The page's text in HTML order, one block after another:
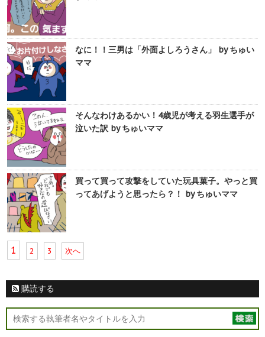
なに！！三男は「外面よしろうさん」 by ちゅい
ママ
そんなわけあるかい！4歳児が考える羽生選手が
泣いた訳 by ちゅいママ
買って買って攻撃をしていた玩具菓子。やっと買
ってあげようと思ったら？！ by ちゅいママ
1 2 3 次へ
購読する